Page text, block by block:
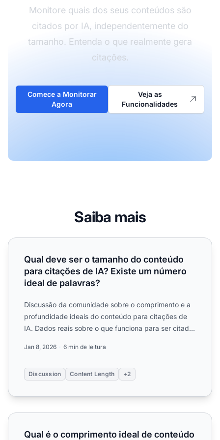
Monitore quais dos seus conteúdos são
citados por IA, independentemente do
tamanho. Entenda o que realmente gera
citações.
Comece a Monitorar
Agora
Veja as
Funcionalidades
Saiba mais
Qual deve ser o tamanho do conteúdo para citações de
Qual deve ser o tamanho do conteúdo
para citações de IA? Existe um número
ideal de palavras?
Discussão da comunidade sobre o comprimento e a
profundidade ideais do conteúdo para citações de
IA. Dados reais sobre o que funciona para ser citado
Jan 8, 2026 6 min de leitura
Discussion Content Length +2
Qual é o comprimento ideal de conteúdo para busca por
Qual é o comprimento ideal de conteúdo